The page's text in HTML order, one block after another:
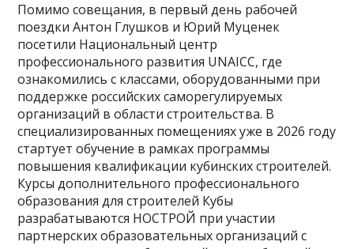
Помимо совещания, в первый день рабочей
поездки Антон Глушков и Юрий Муценек
посетили Национальный центр
профессионального развития UNAICC, где
ознакомились с классами, оборудованными при
поддержке российских саморегулируемых
организаций в области строительства. В
специализированных помещениях уже в 2026 году
стартует обучение в рамках программы
повышения квалификации кубинских строителей.
Курсы дополнительного профессионального
образования для строителей Кубы
разрабатываются НОСТРОЙ при участии
партнерских образовательных организаций с